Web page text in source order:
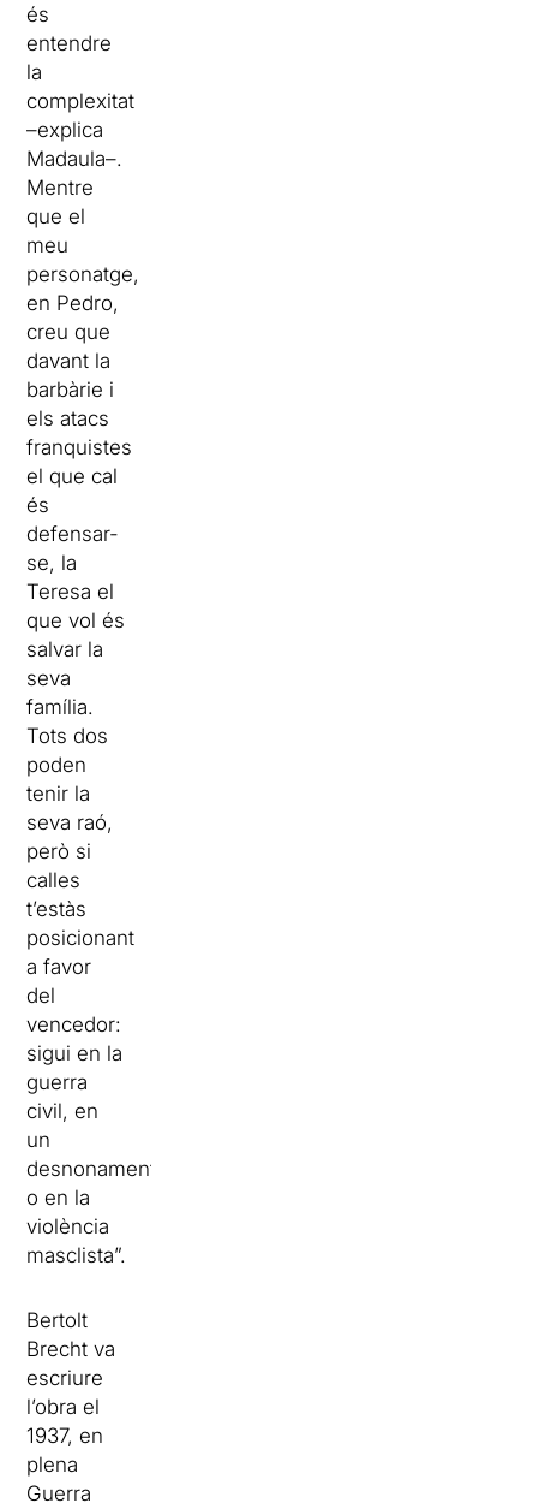
és
entendre
la
complexitat
–explica
Madaula–.
Mentre
que el
meu
personatge,
en Pedro,
creu que
davant la
barbàrie i
els atacs
franquistes
el que cal
és
defensar-
se, la
Teresa el
que vol és
salvar la
seva
família.
Tots dos
poden
tenir la
seva raó,
però si
calles
t’estàs
posicionant
a favor
del
vencedor:
sigui en la
guerra
civil, en
un
desnonament
o en la
violència
masclista”.
Bertolt
Brecht va
escriure
l’obra el
1937, en
plena
Guerra